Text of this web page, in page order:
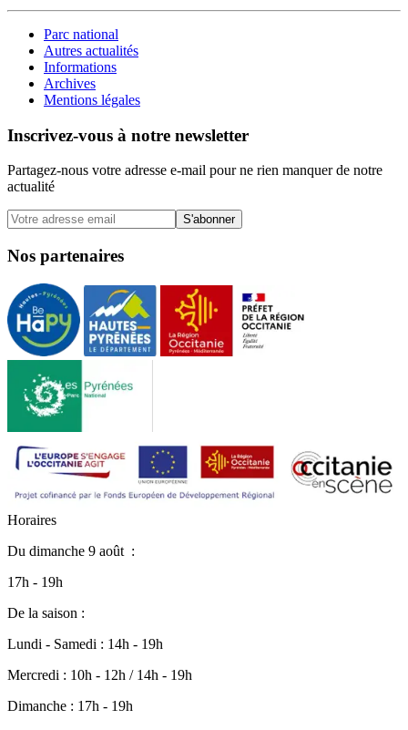
Parc national
Autres actualités
Informations
Archives
Mentions légales
Inscrivez-vous à notre newsletter
Partagez-nous votre adresse e-mail pour ne rien manquer de notre
actualité
S'abonner
Nos partenaires
Horaires
Du dimanche 9 août :
17h - 19h
De la saison :
Lundi - Samedi : 14h - 19h
Mercredi : 10h - 12h / 14h - 19h
Dimanche : 17h - 19h